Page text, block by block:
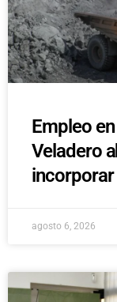
Empleo
Veladero
incorporar
agosto 6, 2026